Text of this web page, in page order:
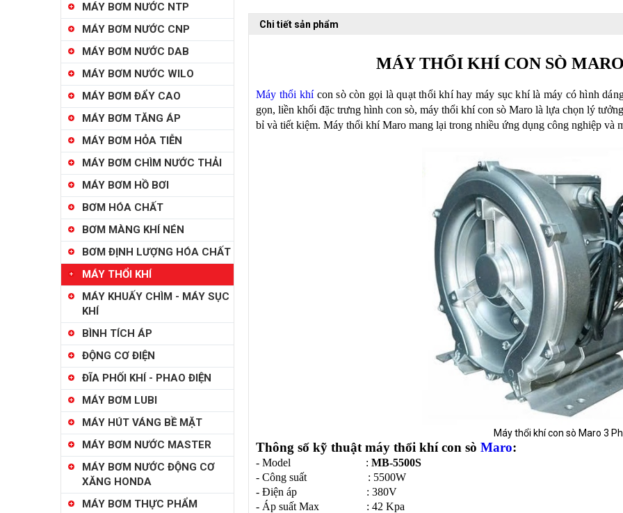
MÁY BƠM NƯỚC NTP
MÁY BƠM NƯỚC CNP
MÁY BƠM NƯỚC DAB
MÁY BƠM NƯỚC WILO
MÁY BƠM ĐẨY CAO
MÁY BƠM TĂNG ÁP
MÁY BƠM HỎA TIỄN
MÁY BƠM CHÌM NƯỚC THẢI
MÁY BƠM HỒ BƠI
BƠM HÓA CHẤT
BƠM MÀNG KHÍ NÉN
BƠM ĐỊNH LƯỢNG HÓA CHẤT
MÁY THỔI KHÍ
MÁY KHUẤY CHÌM - MÁY SỤC
KHÍ
BÌNH TÍCH ÁP
ĐỘNG CƠ ĐIỆN
ĐĨA PHỐI KHÍ - PHAO ĐIỆN
MÁY BƠM LUBI
MÁY HÚT VÁNG BỀ MẶT
MÁY BƠM NƯỚC MASTER
MÁY BƠM NƯỚC ĐỘNG CƠ
XĂNG HONDA
MÁY BƠM THỰC PHẨM
Chi tiết sản phẩm
MÁY THỔI KHÍ CON SÒ
Máy thổi khícon sò còn gọi là quạt thổi khí hay máy sục khí là máy có hình
gọn, liền khối đặc trưng hình con sò, máy thổi khí con sò Maro là lựa chọn lý
bỉ và tiết kiệm. Máy thổi khí Maro mang lại trong nhiều ứng dụng công nghiệp và
Máy thổi khí con sò Maro 3
Thông số kỹ thuật máy thổi khí con sò Maro:
- Model : MB-5500S
- Công suất : 5500W
- Điện áp : 380V
- Áp suất Max : 42 Kpa